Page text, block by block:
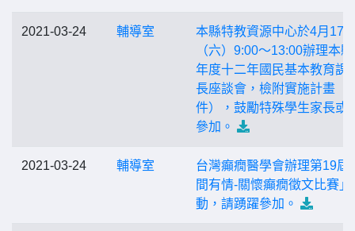
2021-03-24 輔導室
本縣特教資源中心於4月17
（六）9:00～13:00辦理本
年度十二年國民基本教育課
長座談會，檢附實施計畫（
件），鼓勵特殊學生家長或
參加。
2021-03-24 輔導室
台灣癲癇醫學會辦理第19屆
間有情-關懷癲癇徵文比賽」
動，請踴躍參加。